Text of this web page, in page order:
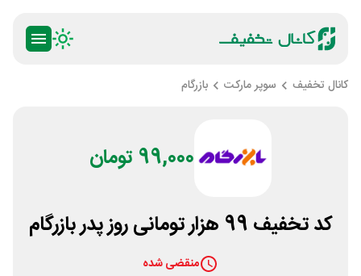
کانال تخفیف سوپر مارکت بازرگام
99,000 تومان
کد تخفیف 99 هزار تومانی روز پدر بازرگام
منقضی شده